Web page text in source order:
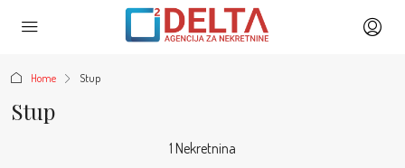
Home Stup
Stup
1 Nekretnina